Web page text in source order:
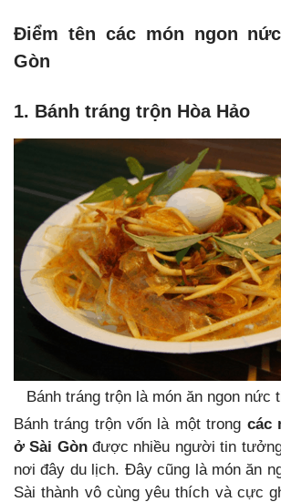
Điểm tên các món ngon
Gòn
1. Bánh tráng trộn Hòa Hảo
Bánh tráng trộn là món ăn ngon nức
Bánh tráng trộn vốn là một trong các
ở Sài Gònđược nhiều người tin
nơi đây du lịch. Đây cũng là món ăn
Sài thành vô cùng yêu thích và cực